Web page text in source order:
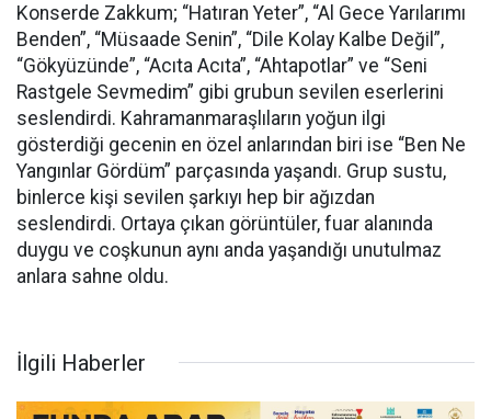
Konserde Zakkum; “Hatıran Yeter”, “Al Gece Yarılarımı
Benden”, “Müsaade Senin”, “Dile Kolay Kalbe Değil”,
“Gökyüzünde”, “Acıta Acıta”, “Ahtapotlar” ve “Seni
Rastgele Sevmedim” gibi grubun sevilen eserlerini
seslendirdi. Kahramanmaraşlıların yoğun ilgi
gösterdiği gecenin en özel anlarından biri ise “Ben Ne
Yangınlar Gördüm” parçasında yaşandı. Grup sustu,
binlerce kişi sevilen şarkıyı hep bir ağızdan
seslendirdi. Ortaya çıkan görüntüler, fuar alanında
duygu ve coşkunun aynı anda yaşandığı unutulmaz
anlara sahne oldu.
İlgili Haberler